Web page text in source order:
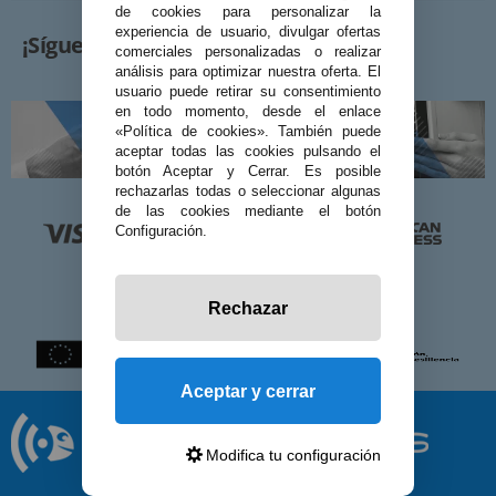
¡Síguenos!
de cookies para personalizar la
experiencia de usuario, divulgar ofertas
comerciales personalizadas o realizar
análisis para optimizar nuestra oferta. El
usuario puede retirar su consentimiento
en todo momento, desde el enlace
«Política de cookies». También puede
aceptar todas las cookies pulsando el
botón Aceptar y Cerrar. Es posible
rechazarlas todas o seleccionar algunas
de las cookies mediante el botón
Configuración.
Rechazar
Aceptar y cerrar
Modifica tu configuración